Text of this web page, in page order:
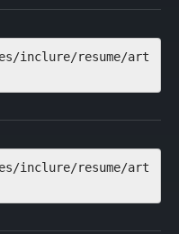
inclure/resume/art
inclure/resume/art